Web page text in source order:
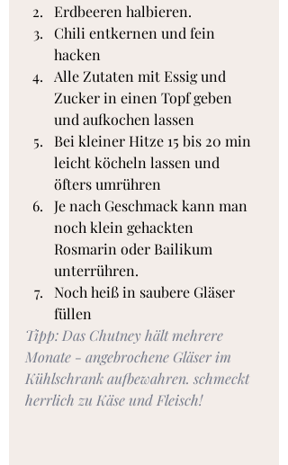
Erdbeeren halbieren.
Chili entkernen und fein
hacken
Alle Zutaten mit Essig und
Zucker in einen Topf geben
und aufkochen lassen
Bei kleiner Hitze 15 bis 20 min
leicht köcheln lassen und
öfters umrühren
Je nach Geschmack kann man
noch klein gehackten
Rosmarin oder Bailikum
unterrühren.
Noch heiß in saubere Gläser
füllen
Tipp: Das Chutney hält mehrere
Monate - angebrochene Gläser im
Kühlschrank aufbewahren. schmeckt
herrlich zu Käse und Fleisch!